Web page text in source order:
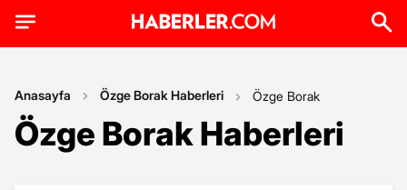
Anasayfa Özge Borak Haberleri Özge Borak
Özge Borak Haberleri